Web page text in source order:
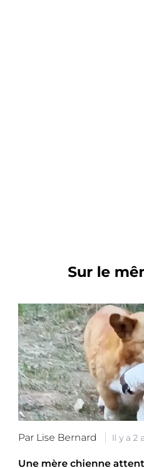
Sur le
Par Lise Bernard Il y a 2
Une mère chienne